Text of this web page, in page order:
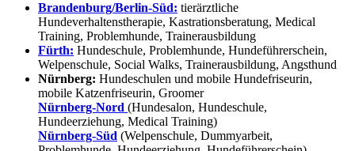
Brandenburg/Berlin-Süd: tierärztliche
Hundeverhaltenstherapie, Kastrationsberatung, Medical
Training, Problemhunde, Trainerausbildung
Fürth: Hundeschule, Problemhunde, Hundeführerschein,
Welpenschule, Social Walks, Trainerausbildung, Angsthund
Nürnberg: Hundeschulen und mobile Hundefriseurin,
mobile Katzenfriseurin, Groomer
Nürnberg-Nord (Hundesalon, Hundeschule,
Hundeerziehung, Medical Training)
Nürnberg-Süd (Welpenschule, Dummyarbeit,